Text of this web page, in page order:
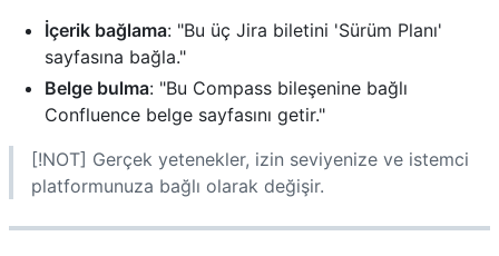
İçerik bağlama: "Bu üç Jira biletini 'Sürüm Planı'
sayfasına bağla."
Belge bulma: "Bu Compass bileşenine bağlı
Confluence belge sayfasını getir."
[!NOT] Gerçek yetenekler, izin seviyenize ve istemci
platformunuza bağlı olarak değişir.